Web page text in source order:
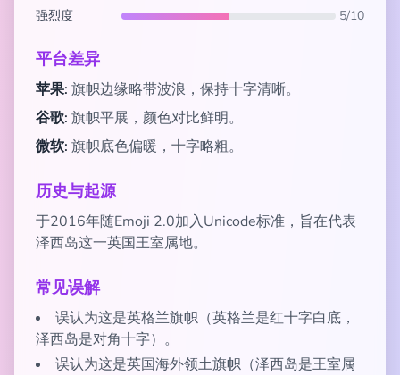
强烈度
5/10
平台差异
苹果: 旗帜边缘略带波浪，保持十字清晰。
谷歌: 旗帜平展，颜色对比鲜明。
微软: 旗帜底色偏暖，十字略粗。
历史与起源
于2016年随Emoji 2.0加入Unicode标准，旨在代表
泽西岛这一英国王室属地。
常见误解
误认为这是英格兰旗帜（英格兰是红十字白底，
泽西岛是对角十字）。
误认为这是英国海外领土旗帜（泽西岛是王室属